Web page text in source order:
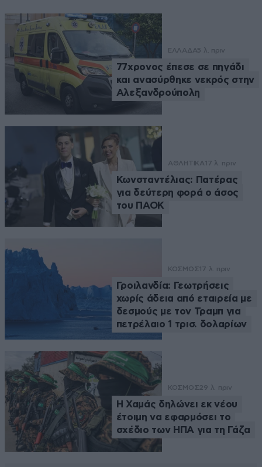
ΕΛΛΑΔΑ5 λ. πριν
77χρονος έπεσε σε πηγάδι
και ανασύρθηκε νεκρός στην
Αλεξανδρούπολη
ΑΘΛΗΤΙΚΑ 17 λ. πριν
Κωνσταντέλιας: Πατέρας
για δεύτερη φορά ο άσος
του ΠΑΟΚ
ΚΟΣΜΟΣ 17 λ. πριν
Γροιλανδία: Γεωτρήσεις
χωρίς άδεια από εταιρεία με
δεσμούς με τον Τραμπ για
πετρέλαιο 1 τρισ. δολαρίων
ΚΟΣΜΟΣ29 λ. πριν
Η Χαμάς δηλώνει εκ νέου
έτοιμη να εφαρμόσει το
σχέδιο των ΗΠΑ για τη Γάζα